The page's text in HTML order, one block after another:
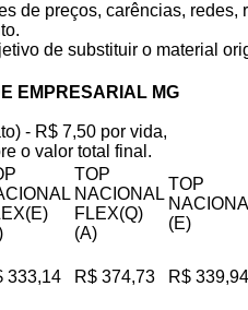
de preços, carências,
de substituir o material
EMPRESARIAL MG
- R$ 7,50 por vida,
o valor total final.
TOP
NACIONAL
FLEX(Q)
(A)
TOP
(E)
333,14 R$ 374,73 R$ 339,94